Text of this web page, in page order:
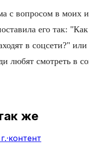
с вопросом в моих
его так:
в соцсети?"
любят смотреть в
же
·контент